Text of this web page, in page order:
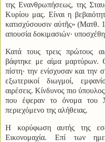
της Ενανθρωπήσεως, της
Κυρίου μας. Είναι η
κατισχύσουσιν αὐτῆς» (Ματθ.
απουσία δοκιμασιών·
Κατά τους τρεις πρώτους
βάφτηκε με αίμα μαρτύρων.
πίστη· την ενίσχυσαν και
εξωτερικοί διωγμοί,
αιρέσεις. Κίνδυνος πιο
που έφεραν το όνομα του
περιεχόμενο της αλήθειας.
Η κορύφωση αυτής της
Εικονομαχία. Επί των